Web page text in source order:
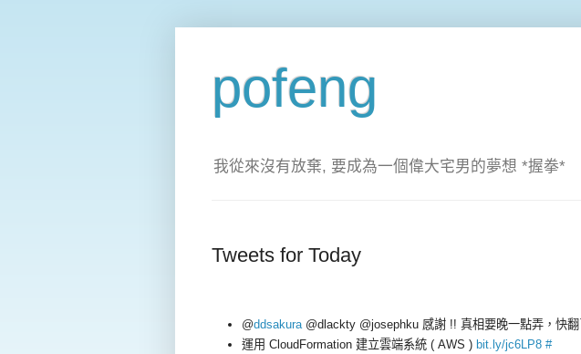
pofeng
我從來沒有放棄, 要成為一個偉大宅男的夢想 *握拳*
Tweets for Today
@ddsakura@dlackty @josephku 感謝 !! 真相要晚一點弄，快
運用 CloudFormation 建立雲端系統 ( AWS ) bit.ly/jc6LP8 #